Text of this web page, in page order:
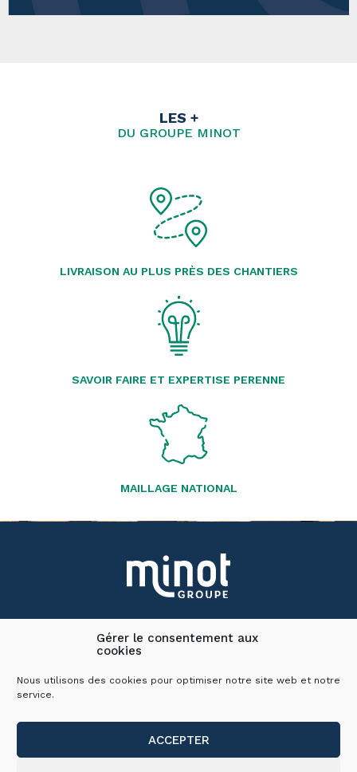
Gérer le consentement aux
cookies
Nous utilisons des cookies pour optimiser notre site web et notre
service.
ACCEPTER
LES +
DU GROUPE MINOT
LIVRAISON AU PLUS PRÈS DES CHANTIERS
SAVOIR FAIRE ET EXPERTISE PERENNE
MAILLAGE NATIONAL
Groupe Minot
Contact
Plan du site
04 74 02 23 12